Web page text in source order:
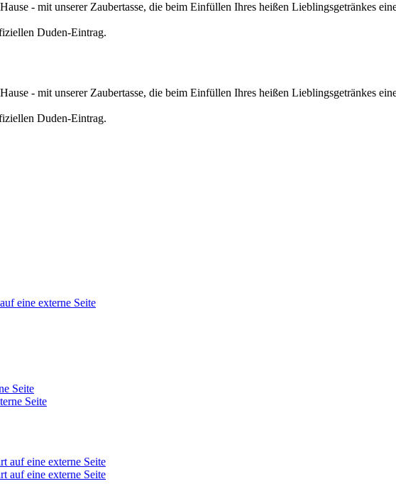
- mit unserer Zaubertasse, die beim Einfüllen Ihres heißen Lieblingsgetränkes
Duden-Eintrag.
- mit unserer Zaubertasse, die beim Einfüllen Ihres heißen Lieblingsgetränkes
Duden-Eintrag.
eine externe Seite
Seite
Seite
auf eine externe Seite
auf eine externe Seite